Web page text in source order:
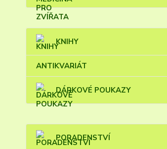
KNIHY
ANTIKVARIÁT
DÁRKOVÉ POUKAZY
PORADENSTVÍ